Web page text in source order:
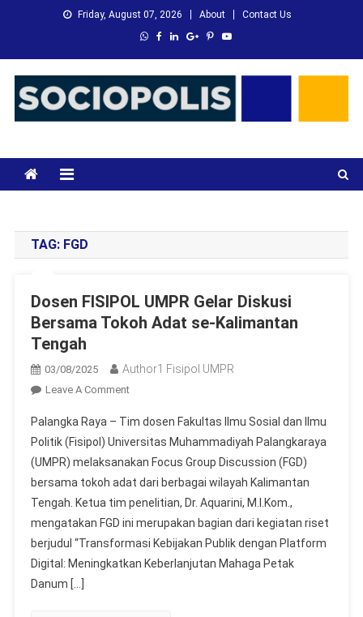
Friday, August 07, 2026 About Contact Us
TAG: FGD
Dosen FISIPOL UMPR Gelar Diskusi
Bersama Tokoh Adat se-Kalimantan
Tengah
03/08/2025 Author1 Fisipol UMPR
Leave A CommentOn
FISIPOL
UMPR
Gelar
Diskusi
Bersama
Tokoh
Adat
Se-
Palangka Raya – Tim dosen Fakultas Ilmu Sosial dan Ilmu
Politik (Fisipol) Universitas Muhammadiyah Palangkaraya
(UMPR) melaksanakan Focus Group Discussion (FGD)
bersama tokoh adat dari berbagai wilayah Kalimantan
Tengah. Ketua tim penelitian, Dr. Aquarini, M.I.Kom.,
mengatakan FGD ini merupakan bagian dari kegiatan riset
berjudul “Transformasi Kebijakan Publik dengan Platform
Digital: Meningkatkan Keberlanjutan Mahaga Petak
Danum […]